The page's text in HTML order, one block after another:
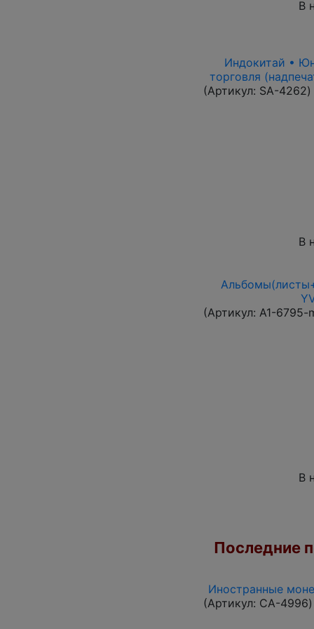
В
Индокитай •
торговля
(Артикул: SA-4262)
В
(Артикул: A1-6795-
В
Последние
Иностранные
(Артикул: CA-4996)